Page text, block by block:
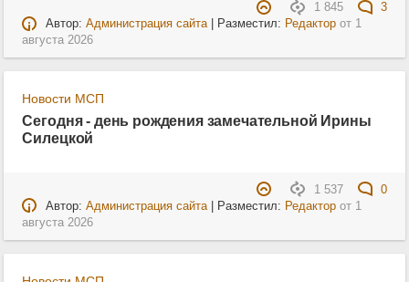
1 845
3
Автор: Администрация сайта| Разместил: Редакторот 1
августа 2026
Новости МСП
Сегодня - день рождения замечательной Ирины
Силецкой
1 537
0
Автор: Администрация сайта| Разместил: Редакторот 1
августа 2026